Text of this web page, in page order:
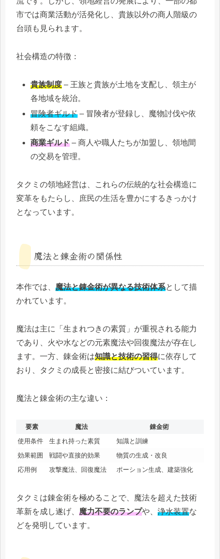
市では商業活動が活発化し、貴族以外の商人階級の
台頭も見られます。
社会構造の特徴：
貴族制度 – 王族と貴族が土地を支配し、領主が
各地域を統治。
冒険者ギルド – 冒険者が登録し、魔物討伐や依
頼をこなす組織。
商業ギルド – 商人や職人たちが加盟し、領地間
の交易を管理。
タクミの領地経営は、これらの伝統的な社会構造に
変革をもたらし、庶民の生活を豊かにするきっかけ
となっています。
魔法と錬金術の関係性
本作では、 魔法と錬金術が異なる技術体系として描
かれています。
魔法は主に「生まれつきの素質」が重視される能力
であり、火や水などの元素魔法や回復魔法が存在し
ます。一方、錬金術は知識と技術の習得に依存して
おり、タクミの成長と密接に結びついています。
魔法と錬金術の主な違い：
要素 魔法
錬金術
使用条件
生まれ持った素質
知識と訓練
効果範囲
戦闘や直接的効果
物質の生成・改良
応用例
攻撃魔法、回復魔法 ポーション生成、建築強化
タクミは錬金術を極めることで、魔法を超えた技術
革新を成し遂げ、 魔力不要のランプや、 浄水装置な
どを発明しています。